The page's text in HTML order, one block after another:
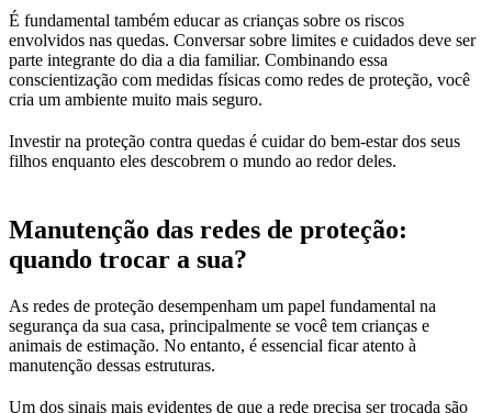
É fundamental também educar as crianças sobre os riscos
envolvidos nas quedas. Conversar sobre limites e cuidados deve ser
parte integrante do dia a dia familiar. Combinando essa
conscientização com medidas físicas como redes de proteção, você
cria um ambiente muito mais seguro.
Investir na proteção contra quedas é cuidar do bem-estar dos seus
filhos enquanto eles descobrem o mundo ao redor deles.
Manutenção das redes de proteção:
quando trocar a sua?
As redes de proteção desempenham um papel fundamental na
segurança da sua casa, principalmente se você tem crianças e
animais de estimação. No entanto, é essencial ficar atento à
manutenção dessas estruturas.
Um dos sinais mais evidentes de que a rede precisa ser trocada são